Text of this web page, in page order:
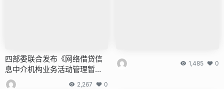
四部委联合发布《网络借贷信
息中介机构业务活动管理暂行
办法》
2,267 0
1,485 0